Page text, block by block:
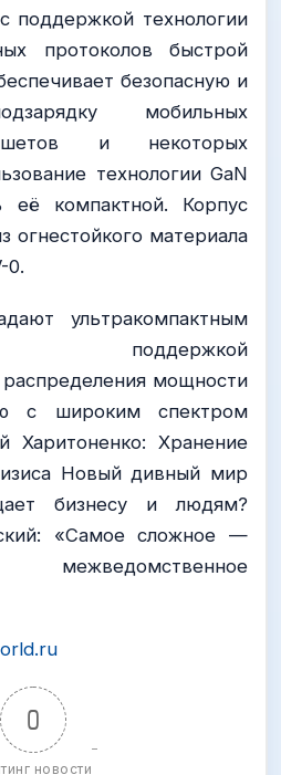
технологии
протоколов быстрой
безопасную и
мобильных
и некоторых
технологии GaN
её компактной. Корпус
огнестойкого материала
0.
ультракомпактным
поддержкой
распределения мощности
с широким спектром
Харитоненко: Хранение
Новый дивный мир
бизнесу и людям?
«Самое сложное —
0
новости